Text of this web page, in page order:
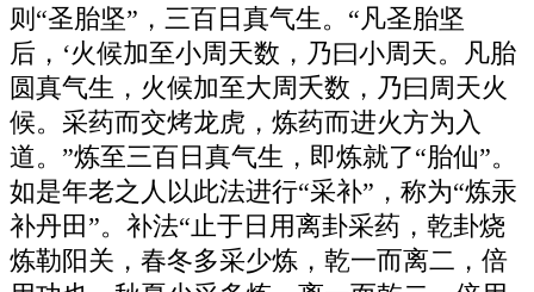
则“圣胎坚”，三百日真气生。“凡圣胎坚
后，‘火候加至小周天数，乃曰小周天。凡胎
圆真气生，火候加至大周夭数，乃曰周天火
候。采药而交烤龙虎，炼药而进火方为入
道。”炼至三百日真气生，即炼就了“胎仙”。
如是年老之人以此法进行“采补”，称为“炼汞
补丹田”。补法“止于日用离卦采药，乾卦烧
炼勒阳关，春冬多采少炼，乾一而离二，倍